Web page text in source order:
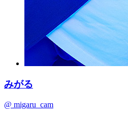
みがる
@ migaru_cam